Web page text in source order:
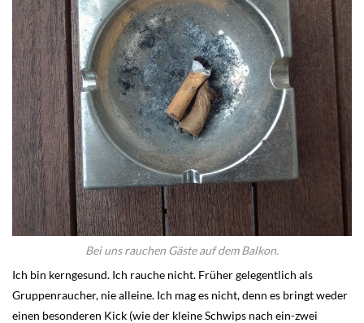
Bei uns rauchen Gäste auf dem Balkon.
Ich bin kerngesund. Ich rauche nicht. Früher gelegentlich als
Gruppenraucher, nie alleine. Ich mag es nicht, denn es bringt weder
einen besonderen Kick (wie der kleine Schwips nach ein-zwei